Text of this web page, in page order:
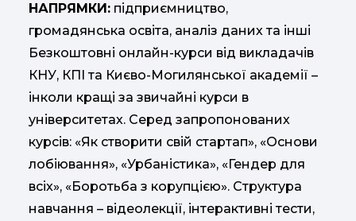
НАПРЯМКИ: підприємництво,
громадянська освіта, аналіз даних та інші
Безкоштовні онлайн-курси від викладачів
КНУ, КПІ та Києво-Могилянської академії –
інколи кращі за звичайні курси в
університетах. Серед запропонованих
курсів: «Як створити свій стартап», «Основи
лобіювання», «Урбаністика», «Гендер для
всіх», «Боротьба з корупцією». Структура
навчання – відеолекції, інтерактивні тести,